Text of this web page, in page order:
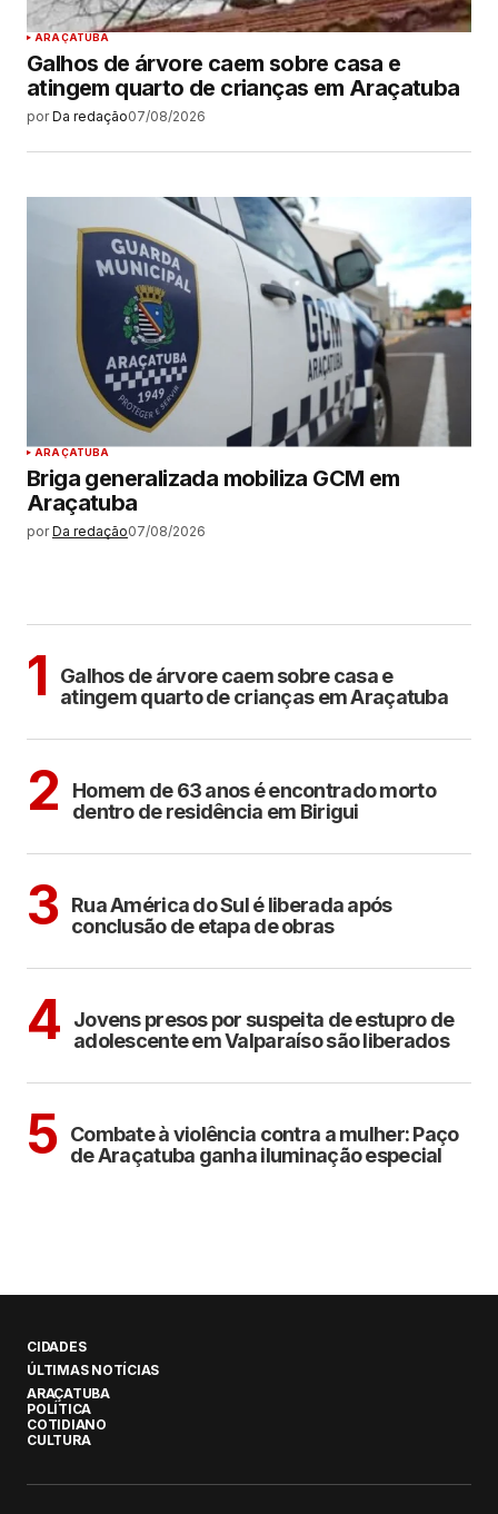
ARAÇATUBA
Galhos de árvore caem sobre casa e
atingem quarto de crianças em Araçatuba
por Da redação07/08/2026
ARAÇATUBA
Briga generalizada mobiliza GCM em
Araçatuba
por Da redação07/08/2026
1
Galhos de árvore caem sobre casa e
atingem quarto de crianças em Araçatuba
2
Homem de 63 anos é encontrado morto
dentro de residência em Birigui
3 Rua América do Sul é liberada após
conclusão de etapa de obras
4
Jovens presos por suspeita de estupro de
adolescente em Valparaíso são liberados
5 Combate à violência contra a mulher: Paço
de Araçatuba ganha iluminação especial
CIDADES
ÚLTIMAS NOTÍCIAS
ARAÇATUBA
POLÍTICA
COTIDIANO
CULTURA